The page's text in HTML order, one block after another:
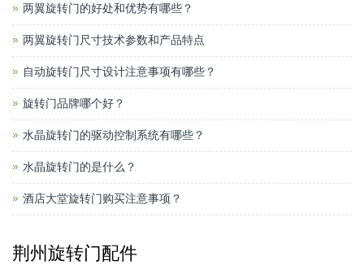
两翼旋转门的好处和优势有哪些？
两翼旋转门尺寸技术参数和产品特点
自动旋转门尺寸设计注意事项有哪些？
旋转门品牌哪个好？
水晶旋转门的驱动控制系统有哪些？
水晶旋转门的是什么？
酒店大堂旋转门购买注意事项？
荆州旋转门配件